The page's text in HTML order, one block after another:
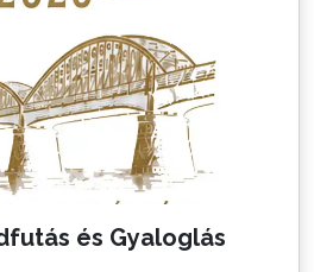
és Gyaloglás